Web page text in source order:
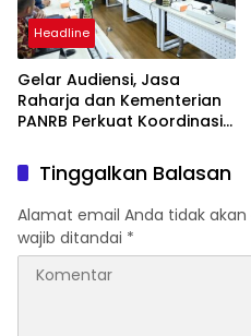
Headline
Gelar Audiensi, Jasa
Raharja dan Kementerian
PANRB Perkuat Koordinasi
dan SWDKLLJ
Tinggalkan Balasan
Alamat email Anda tidak akan
wajib ditandai *